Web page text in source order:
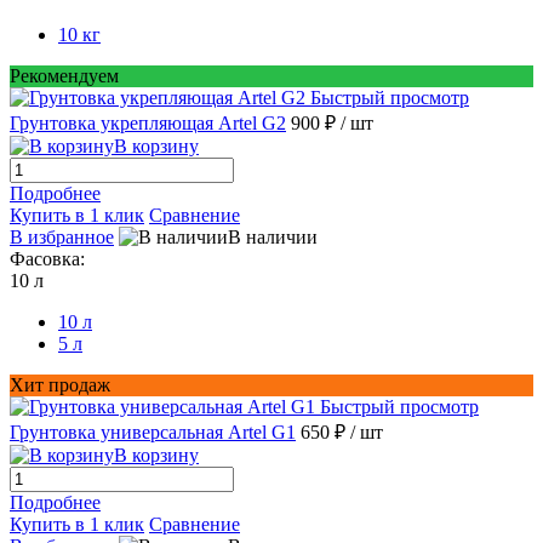
10 кг
Рекомендуем
Быстрый просмотр
Грунтовка укрепляющая Artel G2 900 ₽ / шт
В корзину
Подробнее
Купить в 1 клик Сравнение
В избранное
В наличии
Фасовка:
10 л
10 л
5 л
Хит продаж
Быстрый просмотр
Грунтовка универсальная Artel G1 650 ₽ / шт
В корзину
Подробнее
Купить в 1 клик Сравнение